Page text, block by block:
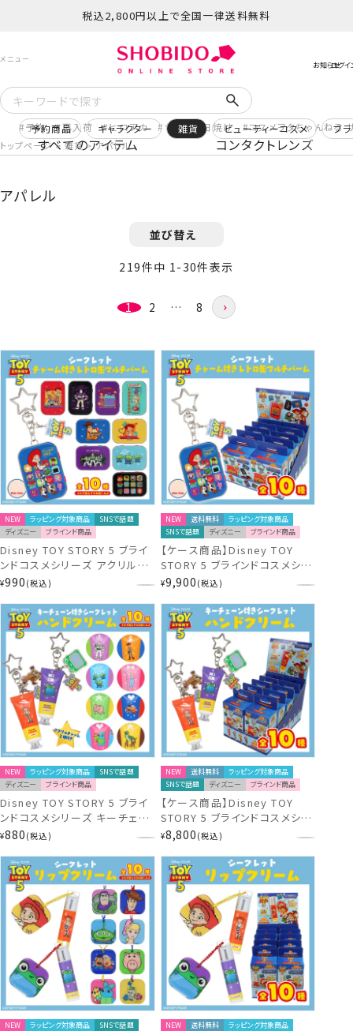
税込2,800円以上で全国一律送料無料
予約 再入荷 ヒロアカ サンリオ日焼け コスメヲタちゃんねる
すべてのアイテム コンタクトレンズ
予約商品 キャラクター 雑貨 ビューティーコスメ ブ
トップページ 雑貨 アパレル
アパレル
並び替え
219件中 1- 30件表示
1 2 … 8
NEW ラッピング対象商品
SNSで話題
ディズニー
ブラインド商品
Disney TOY STORY 5 ブライ
ンドコスメシリーズ アクリルチ
ャーム付き レトロ缶マルチバー
ディズニー 粧美堂 shobido
¥990 税込
NEW 送料無料
ラッピング対象商品
SNSで話題
ディズニー ブラインド商品
【ケース商品】Disney TOY
STORY 5 ブラインドコスメシリ
ーズ アクリルチャーム付き レト
種セット＞ トイ・ストーリー デ
ィズニー 粧美堂 shobido
¥9,900 税込
NEW ラッピング対象商品
SNSで話題
ディズニー
ブラインド商品
Disney TOY STORY 5 ブライ
ンドコスメシリーズ キーチェー
ン付き シークレット ハンドクリ
ー ディズニー 粧美堂 shobido
¥880 税込
NEW 送料無料
ラッピング対象商品
SNSで話題
ディズニー ブラインド商品
【ケース商品】Disney TOY
STORY 5 ブラインドコスメシリ
ーズ キーチェーン付き シーク
全10種セット＞ トイ・ストーリ
ー ディズニー 粧美堂 shobido
¥8,800 税込
NEW ラッピング対象商品
SNSで話題
NEW 送料無料
ラッピング対象商品